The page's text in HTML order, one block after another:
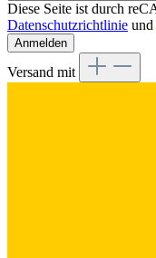
Diese Seite ist durch
Datenschutzrichtlinie und
Anmelden
Versand mit